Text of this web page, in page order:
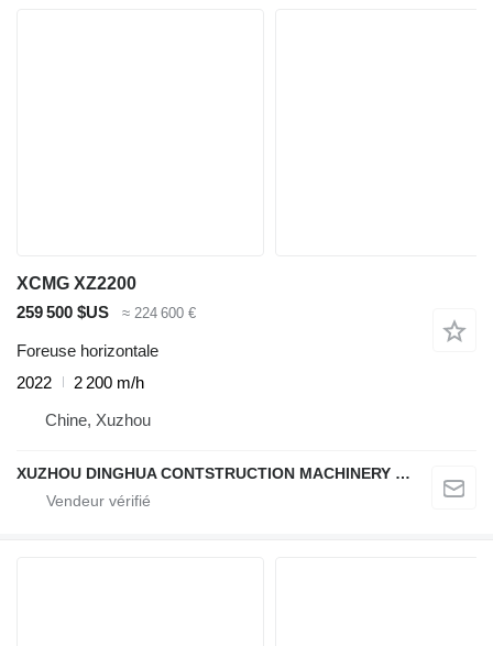
XCMG XZ2200
259 500 $US
≈ 224 600 €
Foreuse horizontale
2022
2 200 m/h
Chine, Xuzhou
XUZHOU DINGHUA CONTSTRUCTION MACHINERY CO., LTD.